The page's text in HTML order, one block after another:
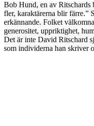
Bob Hund, en av Ritschards
fler, karaktärerna blir färre.”
erkännande. Folket
generositet, uppriktighet,
Det är inte David Ritschard
som individerna han skriver